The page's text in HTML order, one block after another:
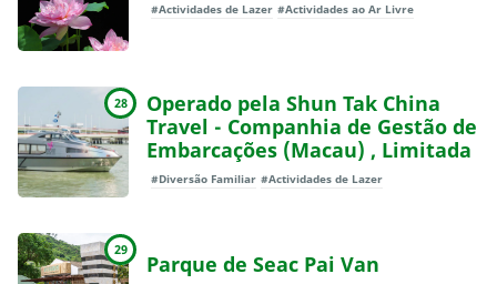
#Actividades de Lazer #Actividades ao Ar Livre
28
Operado pela Shun Tak China
Travel - Companhia de Gestão de
Embarcações (Macau) , Limitada
#Diversão Familiar #Actividades de Lazer
29
Parque de Seac Pai Van